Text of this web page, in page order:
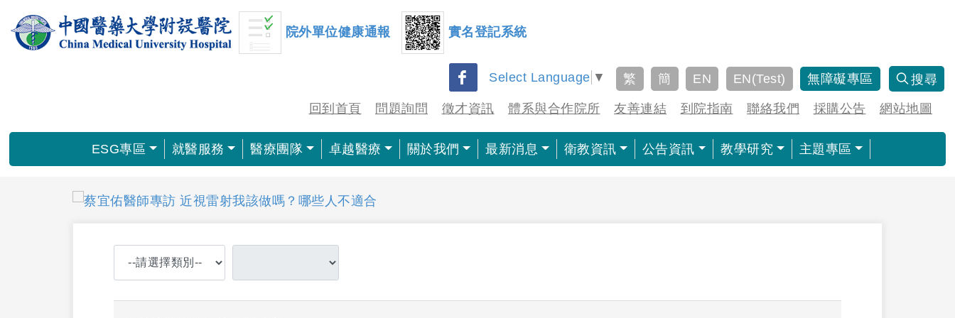
院外單位健康通報 實名登記系統
Select Language ▼ 繁 簡 EN EN(Test) 無障礙專區 搜尋
回到首頁 問題詢問 徵才資訊 體系與合作院所 友善連結 到院指南 聯絡我們 採購公告 網站地圖
ESG專區 就醫服務 醫療團隊 卓越醫療 關於我們 最新消息 衛教資訊 公告資訊 教學研究 主題專區